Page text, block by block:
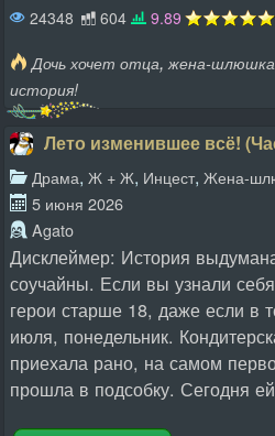
24348 604 9.89
Дочь хочет отца,жена-шлюшка
история!
Лето изменившее всё!
Драма, Ж + Ж, Инцест, Жена-
5 июня 2026
Agato
Дисклеймер: История
соучайны. Если вы узнали
герои старше 18, даже если в
июля, понедельник.
приехала рано, на самом
прошла в подсобку. Сегодня